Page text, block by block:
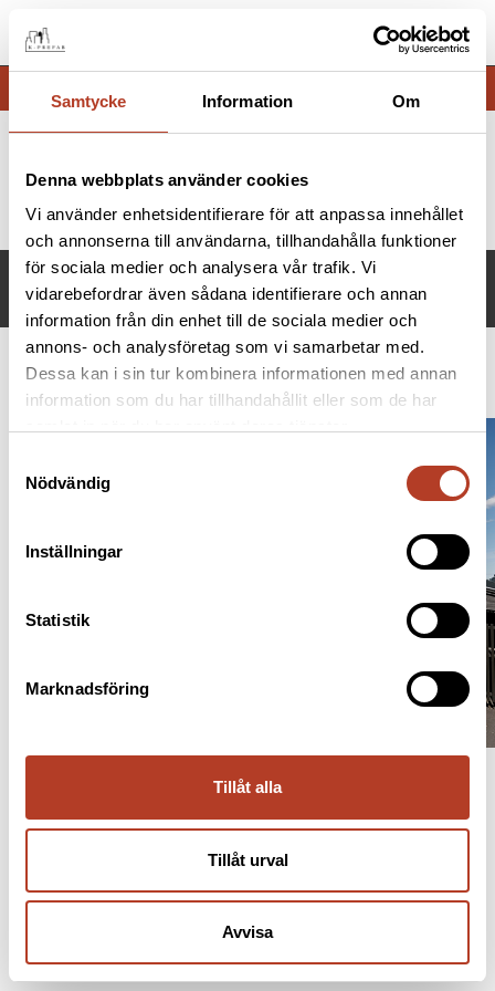
Samtycke Information Om
Denna webbplats använder cookies
Vi använder enhetsidentifierare för att anpassa innehållet
och annonserna till användarna, tillhandahålla funktioner
för sociala medier och analysera vår trafik. Vi
vidarebefordrar även sådana identifierare och annan
information från din enhet till de sociala medier och
annons- och analysföretag som vi samarbetar med.
Dessa kan i sin tur kombinera informationen med annan
information som du har tillhandahållit eller som de har
Nödvändig
Inställningar
Statistik
Marknadsföring
Tillåt alla
Tillåt urval
Avvisa
Menu
Home Bildhuggaren
BILDHUGGAREN
Public buildings